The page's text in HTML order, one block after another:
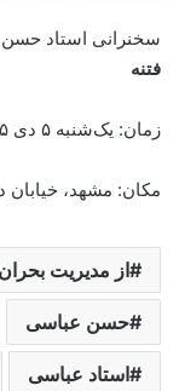
سخنرانی استاد
فتنه
زمان: یک‌شنبه ۵ دی
مکان: مشهد، خیابان
از مدیریت
حسن عباسی
استاد عباسی